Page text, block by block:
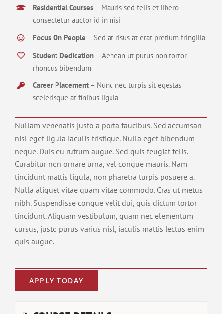
Residential Courses – Mauris sed felis et libero
consectetur auctor id in nisi
Focus On People – Sed at risus at erat pretium fringilla
Student Dedication – Aenean ut purus non tortor
rhoncus bibendum
Career Placement – Nunc nec turpis sit egestas
scelerisque at finibus ligula
Nullam venenatis justo a porta faucibus. Sed accumsan
nisl eget ligula iaculis tristique. Nulla eget bibendum
neque. Duis eu rutrum augue. Sed quis feugiat felis.
Curabitur non ornare urna, vel congue mauris. Nam
tincidunt mattis ligula, non pharetra turpis posuere a.
Nulla aliquet vitae quam vitae commodo. Cras ut metus
nibh. Suspendisse congue velit dui, quis dictum tortor
tincidunt. Aliquam vestibulum, quam nec elementum
cursus, justo purus varius nisl, iaculis mattis lectus enim
quis augue.
APPLY TODAY